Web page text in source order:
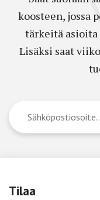
koosteen, jossa
tärkeitä asioita
Lisäksi saat
Tilaa